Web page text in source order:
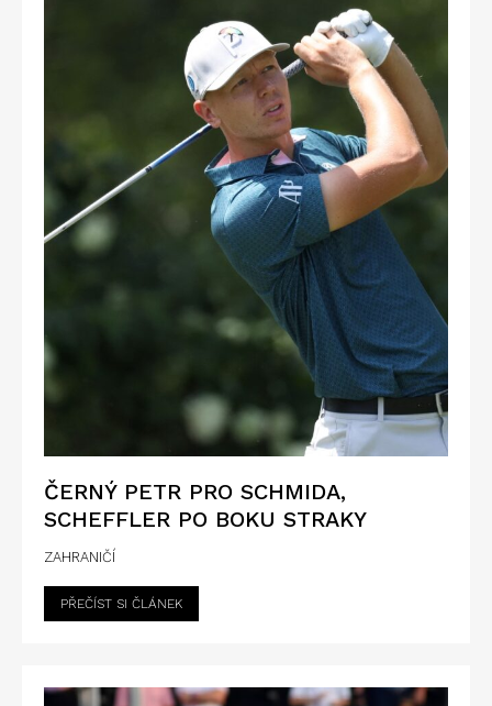
ČERNÝ PETR PRO SCHMIDA,
SCHEFFLER PO BOKU STRAKY
ZAHRANIČÍ
PŘEČÍST SI ČLÁNEK